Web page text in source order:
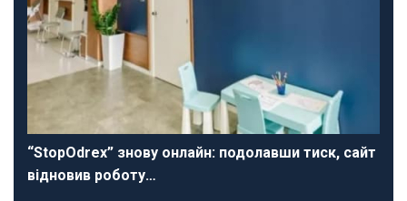
“StopOdrex” знову онлайн: подолавши тиск, сайт
відновив роботу…